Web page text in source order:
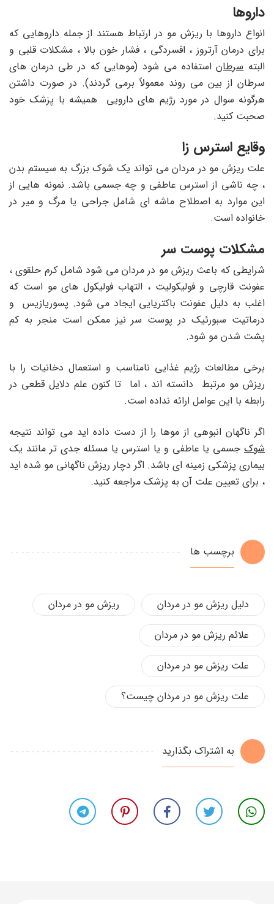
داروها
انواع داروها با ریزش مو در ارتباط هستند از جمله داروهایی که
برای درمان آرتروز ، افسردگی ، فشار خون بالا ، مشکلات قلبی و
البتهسرطاناستفاده می شود (موهایی که در طی درمان های
سرطان از بین می روند معمولاً برمی گردند). در صورت داشتن
هرگونه سوال در مورد رژیم های دارویی همیشه با پزشک خود
صحبت کنید.
وقایع استرس زا
علت ریزش مو در مردان می تواند یک شوک بزرگ به سیستم بدن
، چه ناشی از استرس عاطفی و چه جسمی باشد. نمونه هایی از
این موارد به اصطلاح ماشه ای شامل جراحی یا مرگ و میر در
خانواده است.
مشکلات پوست سر
شرایطی که باعث ریزش مو در مردان می شود شامل کرم حلقوی ،
عفونت قارچی و فولیکولیت ، التهاب فولیکول های مو است که
اغلب به دلیل عفونت باکتریایی ایجاد می شود. پسوریازیس و
درماتیت سبورئیک در پوست سر نیز ممکن است منجر به کم
پشت شدن مو شود.
برخی مطالعات رژیم غذایی نامناسب و استعمال دخانیات را با
ریزش مو مرتبط دانسته اند ، اما تا کنون علم دلایل قطعی در
رابطه با این عوامل ارائه نداده است.
اگر ناگهان انبوهی از موها را از دست داده اید می تواند نتیجه
شوک جسمی یا عاطفی و یا استرس یا مسئله جدی تر مانند یک
بیماری پزشکی زمینه ای باشد. اگر دچار ریزش ناگهانی مو شده اید
، برای تعیین علت آن به پزشک مراجعه کنید.
برچسب ها
دلیل ریزش مو در مردان
ریزش مو در مردان
علائم ریزش مو در مردان
علت ریزش مو در مردان
علت ریزش مو در مردان چیست؟
به اشتراک بگذارید